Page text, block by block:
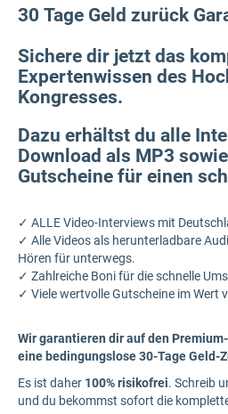
30 Tage Geld zurück
Sichere dir jetzt das
Expertenwissen des
Kongresses.
Dazu erhältst du alle
Download als MP3
Gutscheine für einen
✓ ALLE Video-Interviews mit
✓ Alle Videos als herunterladbare
Hören für unterwegs.
✓ Zahlreiche Boni für die schnelle
✓ Viele wertvolle Gutscheine im Wert
Wir garantieren dir auf den
eine bedingungslose 30-Tage Geld-
Es ist daher 100% risikofrei. Schreib
und du bekommst sofort die